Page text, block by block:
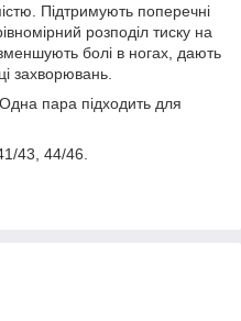
Підтримують поперечні
розподіл тиску на
болі в ногах, дають
захворювань.
пара підходить для
43, 44/46.